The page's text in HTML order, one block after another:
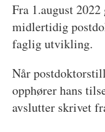
Fra 1.august
midlertidig
faglig utvikling.
Når
opphører hans
avslutter skrivet